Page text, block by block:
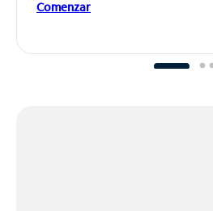
Comenzar